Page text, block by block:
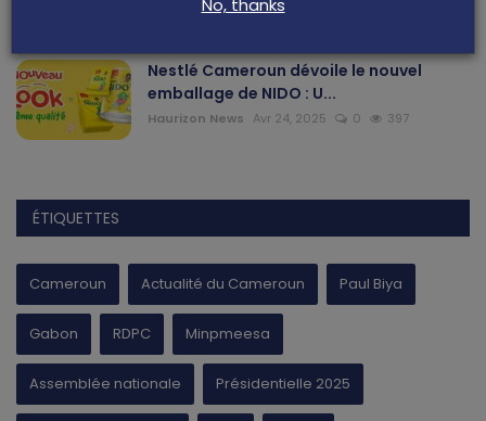
Haurizon News Jui 21, 2025
Nestlé Cameroun dévoile le nouvel
emballage de NIDO : U...
Haurizon News Avr 24, 2025 0 397
ÉTIQUETTES
Cameroun Actualité du Cameroun Paul Biya
Gabon RDPC Minpmeesa
Assemblée nationale Présidentielle 2025